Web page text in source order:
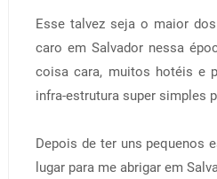
Esse talvez seja o maior
caro em Salvador nessa
coisa cara, muitos hotéis e
infra-estrutura super simples
Depois de ter uns pequenos
lugar para me abrigar em